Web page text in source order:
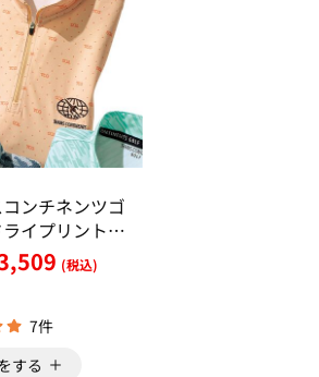
コンチネンツゴ
イプリントハ
プ
(税込)
7件
する